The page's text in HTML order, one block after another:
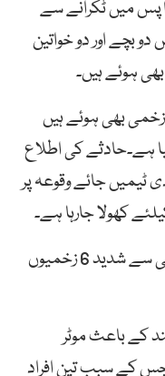
میں ٹکرانے سے
بچے اور دو خواتین
ہوئے ہیں۔
کے مطابق40 افراد زخمی بھی ہوئے ہیں
ہے۔حادثے کی اطلاع
دیگر امدادی ٹیمیں جائے وقوعہ پر
کھولا جارہا ہے۔
ڈسٹرکٹ ہیڈ کوارٹر اسپتال سائوتھ سٹی سے شدید 6 زخمیوں
کے باعث موٹر
کے سبب تین افراد